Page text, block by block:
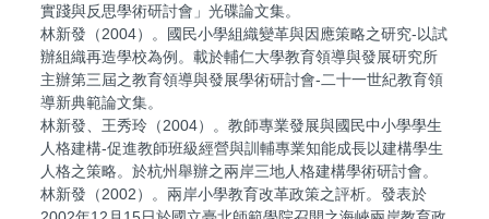
實踐與反思學術研討會」光碟論文集。
林新發（2004）。國民小學組織變革與因應策略之研究-以試
辦組織再造學校為例。載於輔仁大學教育領導與發展研究所
主辦第三屆之教育領導與發展學術研討會-二十一世紀教育領
導新典範論文集。
林新發、王秀玲（2004）。教師專業發展與國民中小學學生
人格建構-促進教師班級經營與訓輔專業知能成長以建構學生
人格之策略。於杭州舉辦之兩岸三地人格建構學術研討會。
林新發（2002）。兩岸小學教育改革政策之評析。發表於